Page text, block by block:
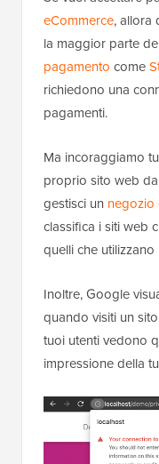
eCommerce, allora
la maggior parte
pagamento come
richiedono una
pagamenti.
Ma incoraggiamo
proprio sito web
gestisci un negozio
classifica i siti web
quelli che utilizzano
Inoltre, Google
quando visiti un
tuoi utenti vedono
impressione della